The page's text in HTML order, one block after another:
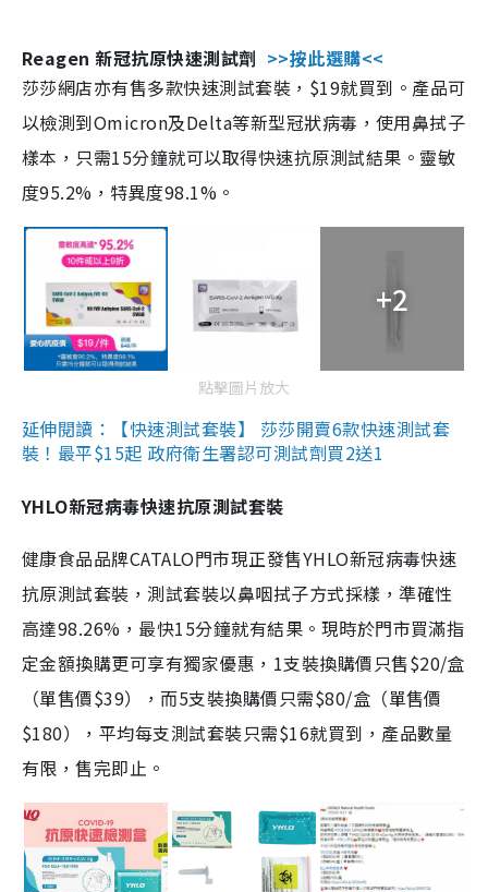
Reagen 新冠抗原快速測試劑 >>按此選購<<
莎莎網店亦有售多款快速測試套裝，$19就買到。產品可
以檢測到Omicron及Delta等新型冠狀病毒，使用鼻拭子
樣本，只需15分鐘就可以取得快速抗原測試結果。靈敏
度95.2%，特異度98.1%。
+2
點擊圖片放大
延伸閱讀：【快速測試套裝】 莎莎開賣6款快速測試套
裝！最平$15起 政府衛生署認可測試劑買2送1
YHLO新冠病毒快速抗原測試套裝
健康食品品牌CATALO門市現正發售YHLO新冠病毒快速
抗原測試套裝，測試套裝以鼻咽拭子方式採樣，準確性
高達98.26%，最快15分鐘就有結果。現時於門市買滿指
定金額換購更可享有獨家優惠，1支裝換購價只售$20/盒
（單售價$39），而5支裝換購價只需$80/盒（單售價
$180），平均每支測試套裝只需$16就買到，產品數量
有限，售完即止。